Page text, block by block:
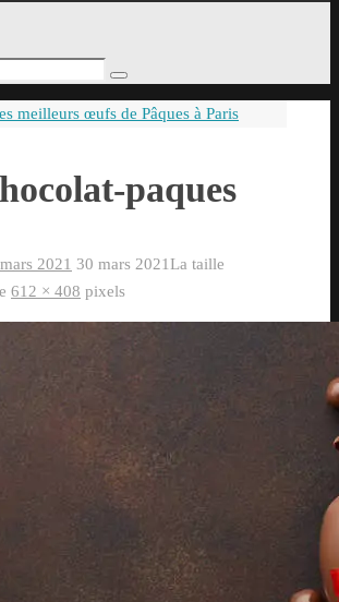
Rechercher
meilleurs œufs de Pâques à Paris
paques
2021 30 mars 2021La taille
612 × 408 pixels